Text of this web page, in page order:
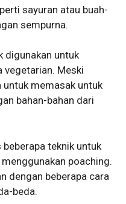
sayuran atau buah-
sempurna.
digunakan untuk
vegetarian. Meski
memasak untuk
bahan-bahan dari
teknik untuk
poaching.
dengan beberapa cara
beda.